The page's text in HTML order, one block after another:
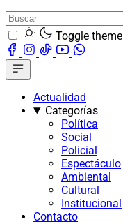
Toggle theme
Actualidad
Categorías
Política
Social
Policial
Espectáculo
Ambiental
Cultural
Institucional
Contacto